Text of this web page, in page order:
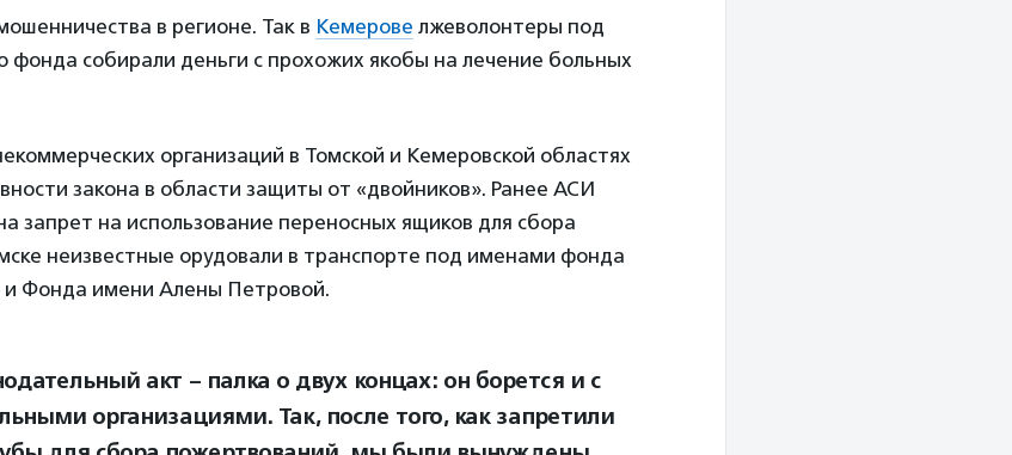
в регионе. Так в Кемерове лжеволонтеры под
фонда собирали деньги с прохожих якобы на лечение больных
организаций в Томской и Кемеровской областях
закона в области защиты от «двойников». Ранее АСИ
запрет на использование переносных ящиков для сбора
неизвестные орудовали в транспорте под именами фонда
Фонда имени Алены Петровой.
акт – палка о двух концах: он борется и с
организациями. Так, после того, как запретили